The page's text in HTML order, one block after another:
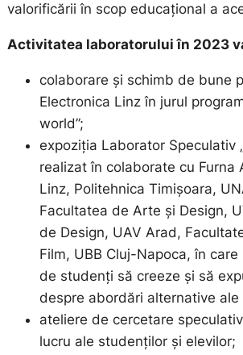
valorificării în scop educațional a
Activitatea laboratorului în 2023
colaborare și schimb de bune
Electronica Linz în jurul
world”;
expoziția Laborator Speculativ
realizat în colaborate cu Furna
Linz, Politehnica Timișoara,
Facultatea de Arte și Design,
de Design, UAV Arad,
Film, UBB Cluj-Napoca, în
de studenți să creeze și să
despre abordări alternative ale
ateliere de cercetare
lucru ale studenților și elevilor;